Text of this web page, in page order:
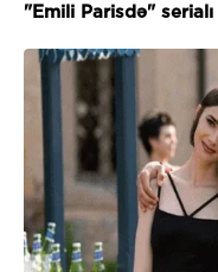
"Emili Parisdə" serialı